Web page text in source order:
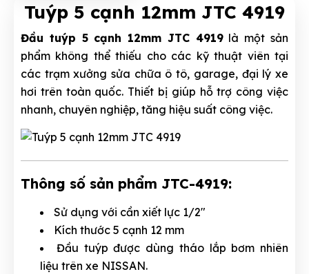
Tuýp 5 cạnh 12mm JTC 4919
Đầu tuýp 5 cạnh 12mm JTC 4919là một sản
phẩm không thể thiếu cho các kỹ thuật viên tại
các trạm xưởng sửa chữa ô tô, garage, đại lý xe
hơi trên toàn quốc. Thiết bị giúp hỗ trợ công việc
nhanh, chuyên nghiệp, tăng hiệu suất công việc.
Thông số sản phẩm JTC-4919:
Sử dụng với cần xiết lực 1/2"
Kích thước 5 cạnh 12 mm
Đầu tuýp được dùng tháo lắp bơm nhiên
liệu trên xe NISSAN.